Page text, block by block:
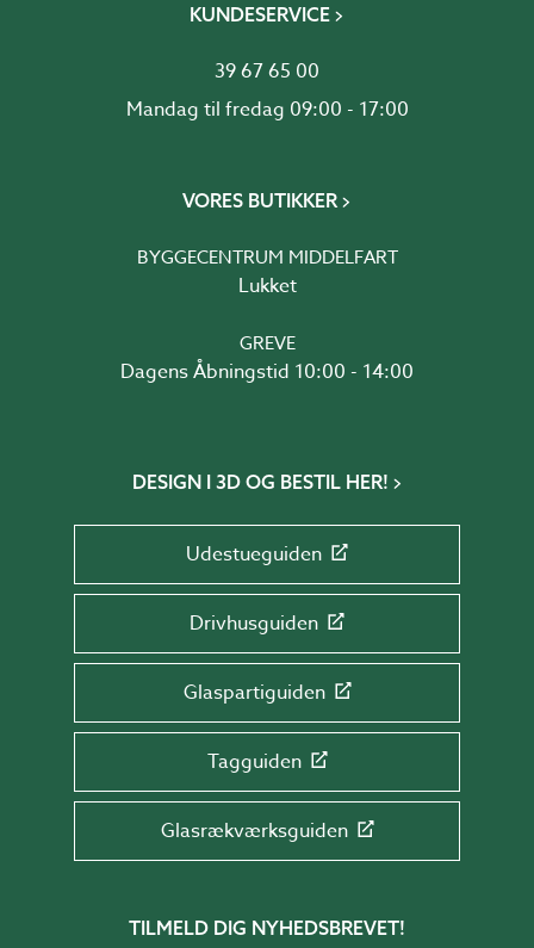
KUNDESERVICE
39 67 65 00
Mandag til fredag 09:00 - 17:00
VORES BUTIKKER
BYGGECENTRUM MIDDELFART
Lukket
GREVE
Dagens Åbningstid 10:00 - 14:00
DESIGN I 3D OG BESTIL HER!
Udestueguiden
Drivhusguiden
Glaspartiguiden
Tagguiden
Glasrækværksguiden
TILMELD DIG NYHEDSBREVET!